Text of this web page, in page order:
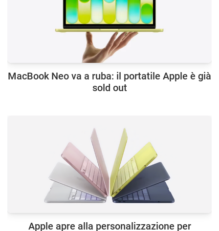
MacBook Neo va a ruba: il portatile Apple è già
sold out
Apple apre alla personalizzazione per